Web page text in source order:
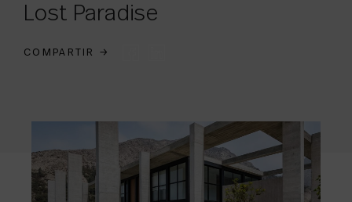
Lost Paradise
COMPARTIR →